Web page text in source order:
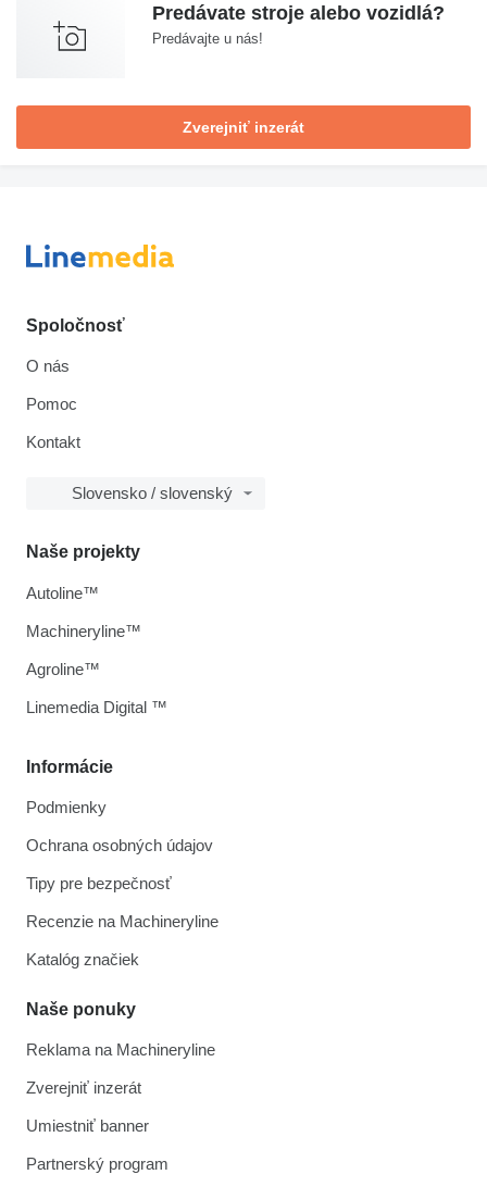
Predávate stroje alebo vozidlá?
Predávajte u nás!
Zverejniť inzerát
Spoločnosť
O nás
Pomoc
Kontakt
Slovensko / slovenský
Informácie
Podmienky
Ochrana osobných údajov
Tipy pre bezpečnosť
Recenzie na Machineryline
Katalóg značiek
Naše ponuky
Reklama na Machineryline
Zverejniť inzerát
Umiestniť banner
Partnerský program
Naše projekty
Autoline™
Machineryline™
Agroline™
Linemedia Digital ™